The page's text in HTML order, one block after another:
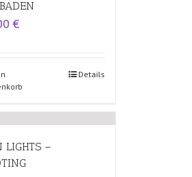
€
Details
LIGHTS –